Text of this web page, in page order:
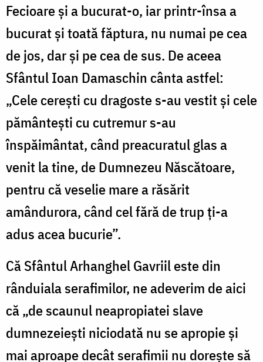
Fecioare și a bucurat-o, iar printr-însa a
bucurat și toată făptura, nu numai pe cea
de jos, dar și pe cea de sus. De aceea
Sfântul Ioan Damaschin cânta astfel:
„Cele cerești cu dragoste s-au vestit și cele
pământești cu cutremur s-au
înspăimântat, când preacuratul glas a
venit la tine, de Dumnezeu Născătoare,
pentru că veselie mare a răsărit
amândurora, când cel fără de trup ți-a
adus acea bucurie”.
Că Sfântul Arhanghel Gavriil este din
rânduiala serafimilor, ne adeverim de aici
că „de scaunul neapropiatei slave
dumnezeiești niciodată nu se apropie și
mai aproape decât serafimii nu dorește să